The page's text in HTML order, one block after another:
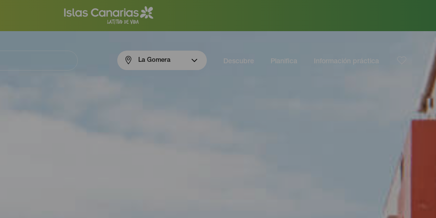
navigation
La Gomera Descubre Planifica Información práctica